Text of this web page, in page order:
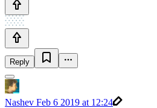
Reply
Nashev Feb 6 2019 at 12:24